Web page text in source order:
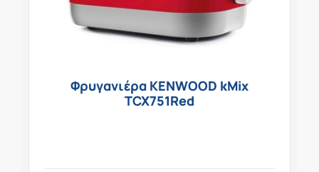
Φρυγανιέρα KENWOOD kMix
TCX751Red